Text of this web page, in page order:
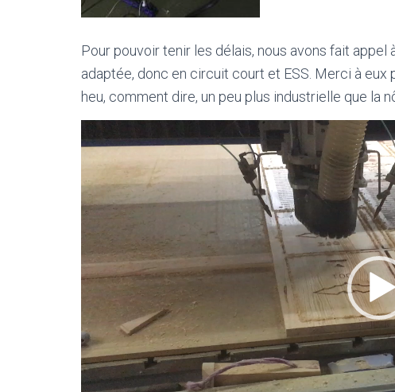
Pour pouvoir tenir les délais, nous avons fait
adaptée, donc en circuit court et ESS. Merci à eux
heu, comment dire, un peu plus industrielle que la
Lecteur